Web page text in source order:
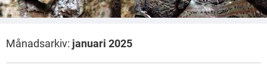
Natur
Månadsarkiv: januari 2025